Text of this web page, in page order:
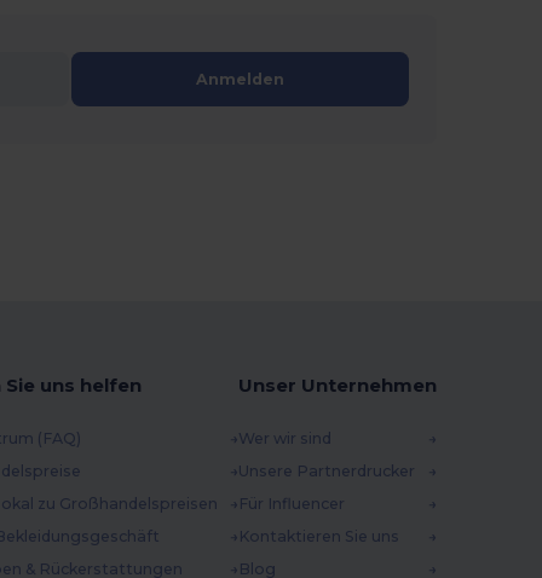
Anmelden
Sie uns helfen
(FAQ)
zu Großhandelspreisen
& Rückerstattungen
Unser Unternehmen
Wer wir sind
Unsere Partnerdrucker
Für Influencer
Kontaktieren Sie uns
Blog